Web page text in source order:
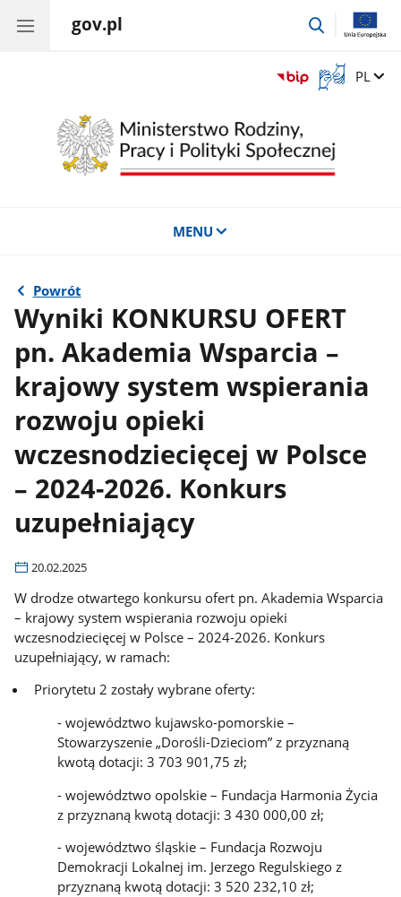
gov.pl
przejdź
Otwórz
okno
języka
migowego
Zmień
PL
MENU
Powrót
Wyniki KONKURSU OFERT
pn. Akademia Wsparcia –
krajowy system wspierania
rozwoju opieki
wczesnodziecięcej w Polsce
– 2024-2026. Konkurs
uzupełniający
20.02.2025
W drodze otwartego konkursu ofert pn. Akademia Wsparcia
– krajowy system wspierania rozwoju opieki
wczesnodziecięcej w Polsce – 2024-2026. Konkurs
uzupełniający, w ramach:
Priorytetu 2 zostały wybrane oferty:
- województwo kujawsko-pomorskie –
Stowarzyszenie „Dorośli-Dzieciom” z przyznaną
kwotą dotacji: 3 703 901,75 zł;
- województwo opolskie – Fundacja Harmonia Życia
z przyznaną kwotą dotacji: 3 430 000,00 zł;
- województwo śląskie – Fundacja Rozwoju
Demokracji Lokalnej im. Jerzego Regulskiego z
przyznaną kwotą dotacji: 3 520 232,10 zł;